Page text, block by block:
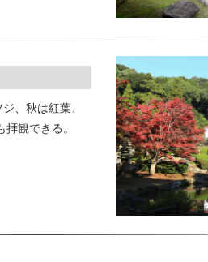
、秋は紅葉、
観できる。